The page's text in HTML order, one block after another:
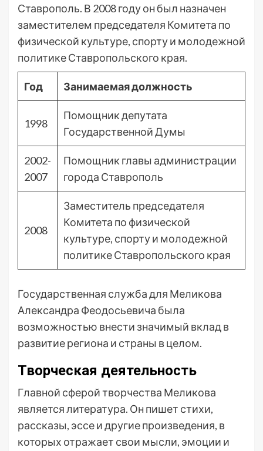
Ставрополь. В 2008 году он был назначен
заместителем председателя Комитета по
физической культуре, спорту и молодежной
политике Ставропольского края.
Год Занимаемая должность
1998
Помощник депутата
Государственной Думы
2002-
2007
Помощник главы администрации
города Ставрополь
2008
Заместитель председателя
Комитета по физической
культуре, спорту и молодежной
политике Ставропольского края
Государственная служба для Меликова
Александра Феодосьевича была
возможностью внести значимый вклад в
развитие региона и страны в целом.
Творческая деятельность
Главной сферой творчества Меликова
является литература. Он пишет стихи,
рассказы, эссе и другие произведения, в
которых отражает свои мысли, эмоции и